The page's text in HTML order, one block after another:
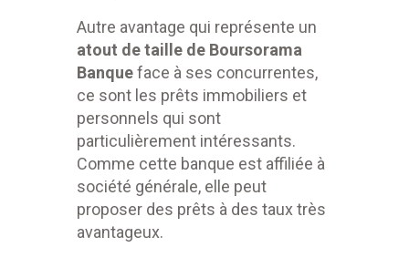
Autre avantage qui représente un
atout de taille de Boursorama
Banqueface à ses concurrentes,
ce sont les prêts immobiliers et
personnels qui sont
particulièrement intéressants.
Comme cette banque est affiliée à
société générale, elle peut
proposer des prêts à des taux très
avantageux.